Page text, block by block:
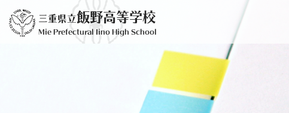
三重県立飯野高等学校
Mie Prefectural Iino High School